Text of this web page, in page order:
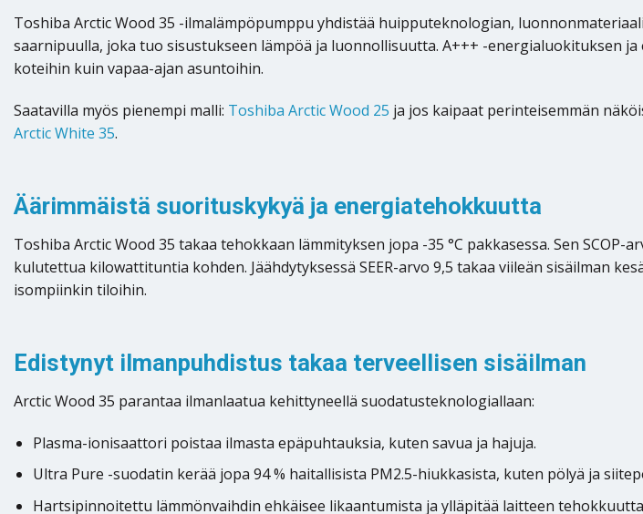
Toshiba Arctic Wood 35 -ilmalämpöpumppu yhdistää huipputeknologian,
saarnipuulla, joka tuo sisustukseen lämpöä ja luonnollisuutta. A+++ -energialuokituksen
koteihin kuin vapaa-ajan asuntoihin.
Saatavilla myös pienempi malli: Toshiba Arctic Wood 25 ja jos kaipaat perinteisemmän
Arctic White 35.
Äärimmäistä suorituskykyä ja energiatehokkuutta
Toshiba Arctic Wood 35 takaa tehokkaan lämmityksen jopa -35 °C pakkasessa. Sen
kulutettua kilowattituntia kohden. Jäähdytyksessä SEER-arvo 9,5 takaa viileän sisäilman
isompiinkin tiloihin.
Edistynyt ilmanpuhdistus takaa terveellisen sisäilman
Arctic Wood 35 parantaa ilmanlaatua kehittyneellä suodatusteknologiallaan:
Plasma-ionisaattori poistaa ilmasta epäpuhtauksia, kuten savua ja hajuja.
Ultra Pure -suodatin kerää jopa 94 % haitallisista PM2.5-hiukkasista, kuten pölyä ja
Hartsipinnoitettu lämmönvaihdin ehkäisee likaantumista ja ylläpitää laitteen